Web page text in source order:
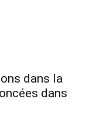
dans la
dans